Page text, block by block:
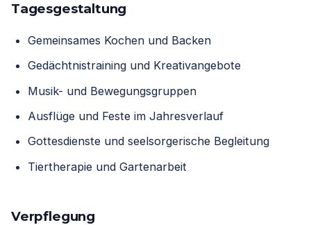
Tagesgestaltung
Gemeinsames Kochen und Backen
Gedächtnistraining und Kreativangebote
Musik- und Bewegungsgruppen
Ausflüge und Feste im Jahresverlauf
Gottesdienste und seelsorgerische Begleitung
Tiertherapie und Gartenarbeit
Verpflegung